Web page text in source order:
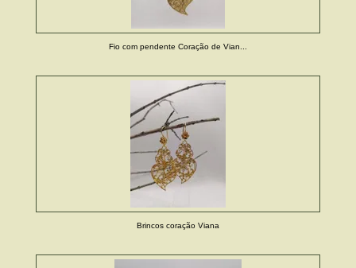
Fio com pendente Coração de Vian...
Brincos coração Viana